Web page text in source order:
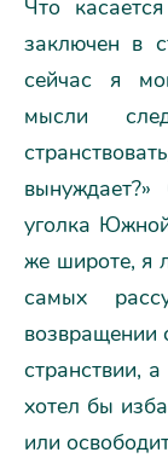
Что
заключен в
сейчас я
мысли
уголка
же широте, я
самых
возвращении
странствии,
хотел бы
или